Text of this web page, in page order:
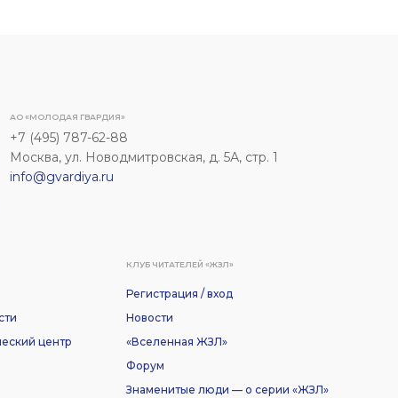
АО «МОЛОДАЯ ГВАРДИЯ»
+7 (495) 787-62-88
Москва, ул. Новодмитровская, д. 5А, стр. 1
info@gvardiya.ru
центр
КЛУБ ЧИТАТЕЛЕЙ «ЖЗЛ»
Регистрация / вход
Новости
«Вселенная ЖЗЛ»
Форум
Знаменитые люди — о серии «ЖЗЛ»